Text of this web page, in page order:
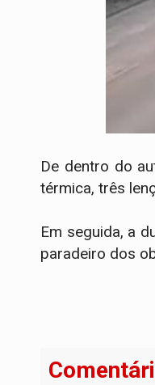
De dentro do
térmica, três
Em seguida, a
paradeiro dos